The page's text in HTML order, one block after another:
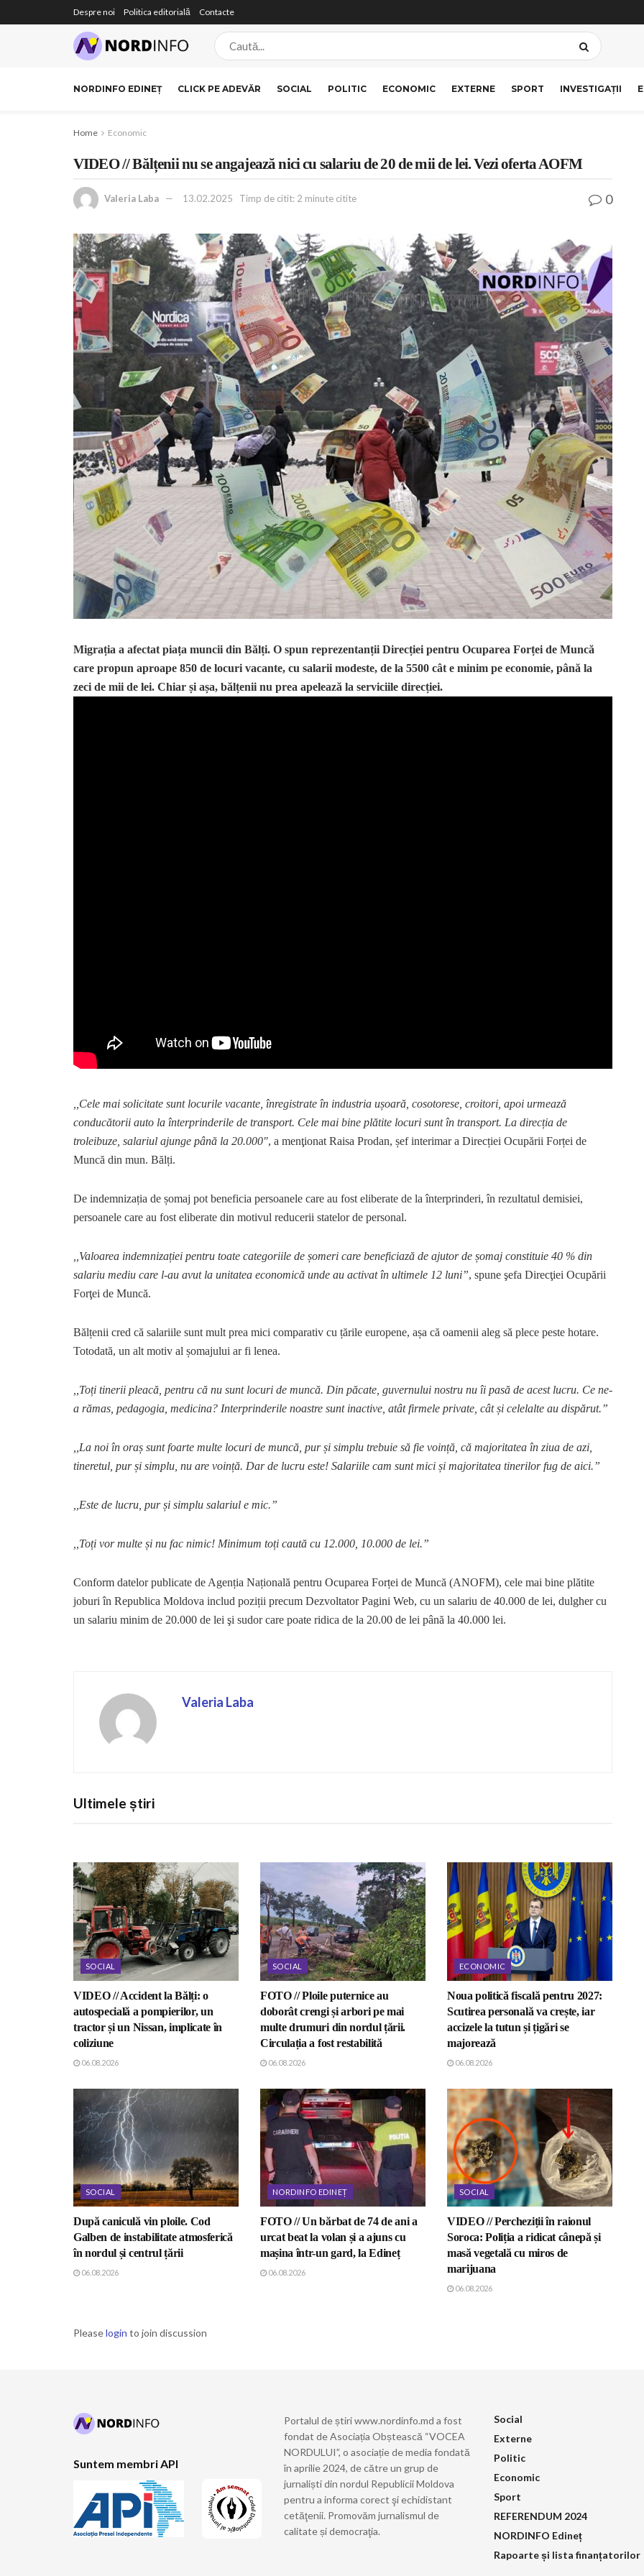
Despre noi Politica editorială Contacte
NORDINFO EDINEȚ CLICK PE ADEVĂR SOCIAL POLITIC ECONOMIC EXTERNE SPORT INVESTIGAȚII
Home Economic
VIDEO // Bălțenii nu se angajează nici cu salariu de 20 de mii de lei. Vezi oferta AOFM
Valeria Laba 13.02.2025 Timp de citit: 2 minute citite 0
Migrația a afectat piața muncii din Bălți. O spun reprezentanții Direcției pentru Ocuparea Forței de Muncă
care propun aproape 850 de locuri vacante, cu salarii modeste, de la 5500 cât e minim pe economie, până la
zeci de mii de lei. Chiar și așa, bălțenii nu prea apelează la serviciile direcției.
,,Cele mai solicitate sunt locurile vacante, înregistrate în industria ușoară, cosotorese, croitori, apoi urmează
conducătorii auto la înterprinderile de transport. Cele mai bine plătite locuri sunt în transport. La direcția de
troleibuze, salariul ajunge până la 20.000″, a menţionat Raisa Prodan, șef interimar a Direcției Ocupării Forței de
Muncă din mun. Bălți.
De indemnizația de șomaj pot beneficia persoanele care au fost eliberate de la înterprinderi, în rezultatul demisiei,
persoanele care au fost eliberate din motivul reducerii statelor de personal.
,,Valoarea indemnizației pentru toate categoriile de șomeri care beneficiază de ajutor de șomaj constituie 40 % din
salariu mediu care l-au avut la unitatea economică unde au activat în ultimele 12 luni”, spune şefa Direcţiei Ocupării
Forţei de Muncă.
Bălțenii cred că salariile sunt mult prea mici comparativ cu țările europene, așa că oamenii aleg să plece peste hotare.
Totodată, un alt motiv al șomajului ar fi lenea.
,,Toți tinerii pleacă, pentru că nu sunt locuri de muncă. Din păcate, guvernului nostru nu îi pasă de acest lucru. Ce ne-
a rămas, pedagogia, medicina? Interprinderile noastre sunt inactive, atât firmele private, cât și celelalte au dispărut.”
,,La noi în oraș sunt foarte multe locuri de muncă, pur și simplu trebuie să fie voință, că majoritatea în ziua de azi,
tineretul, pur și simplu, nu are voință. Dar de lucru este! Salariile cam sunt mici și majoritatea tinerilor fug de aici.”
,,Este de lucru, pur și simplu salariul e mic.”
,,Toți vor multe și nu fac nimic! Minimum toți caută cu 12.000, 10.000 de lei.”
Conform datelor publicate de Agenția Națională pentru Ocuparea Forței de Muncă (ANOFM), cele mai bine plătite
joburi în Republica Moldova includ poziții precum Dezvoltator Pagini Web, cu un salariu de 40.000 de lei, dulgher cu
un salariu minim de 20.000 de lei şi sudor care poate ridica de la 20.00 de lei până la 40.000 lei.
Valeria Laba
Ultimele știri
SOCIAL
VIDEO // Accident la Bălți: o
autospecială a pompierilor, un
tractor și un Nissan, implicate în
coliziune
06.08.2026
SOCIAL
FOTO // Ploile puternice au
doborât crengi și arbori pe mai
multe drumuri din nordul țării.
Circulația a fost restabilită
06.08.2026
ECONOMIC
Noua politică fiscală pentru 2027:
Scutirea personală va crește, iar
accizele la tutun și țigări se
majorează
06.08.2026
SOCIAL
După caniculă vin ploile. Cod
Galben de instabilitate atmosferică
în nordul și centrul țării
06.08.2026
NORDINFO EDINEȚ
FOTO // Un bărbat de 74 de ani a
urcat beat la volan și a ajuns cu
mașina într-un gard, la Edineț
06.08.2026
SOCIAL
VIDEO // Percheziții în raionul
Soroca: Poliția a ridicat cânepă și
masă vegetală cu miros de
marijuana
06.08.2026
Pleaselogin to join discussion
Suntem membri API
Portalul de știri www.nordinfo.md a fost
fondat de Asociația Obștească “VOCEA
NORDULUI”, o asociație de media fondată
în aprilie 2024, de către un grup de
jurnaliști din nordul Republicii Moldova
pentru a informa corect şi echidistant
cetăţenii. Promovăm jurnalismul de
calitate și democraţia.
Social
Externe
Politic
Economic
Sport
REFERENDUM 2024
NORDINFO Edineț
Rapoarte și lista finanțatorilor